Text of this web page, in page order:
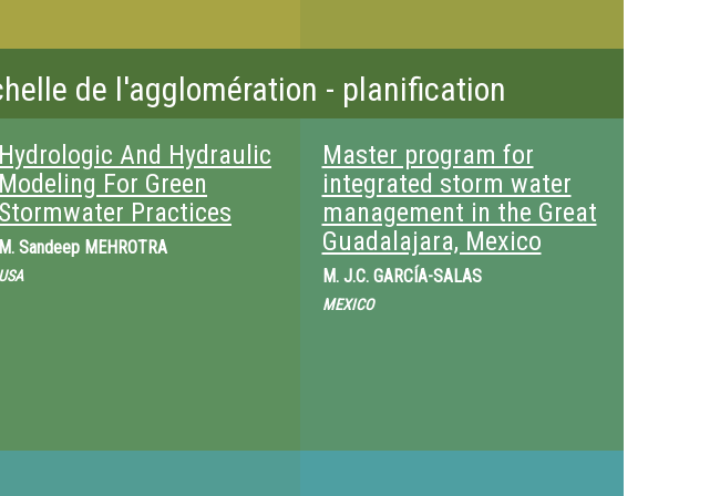
de l'agglomération - planification
Hydrologic And Hydraulic
Modeling For Green
Stormwater Practices
M. Sandeep MEHROTRA
USA
Master program for
integrated storm water
management in the Great
Guadalajara, Mexico
M. J.C. GARCÍA-SALAS
MEXICO